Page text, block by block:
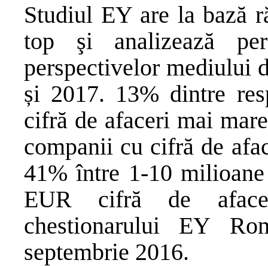
Studiul EY are la bază
top şi analizează
perspectivelor mediului
și 2017. 13% dintre
cifră de afaceri mai
companii cu cifră de
41% între 1-10
EUR cifră de
chestionarului EY
septembrie 2016.